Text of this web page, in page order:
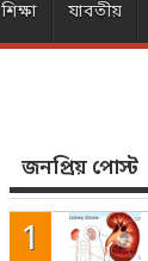
শিক্ষা যাবতীয়
জনপ্রিয় পোস্ট